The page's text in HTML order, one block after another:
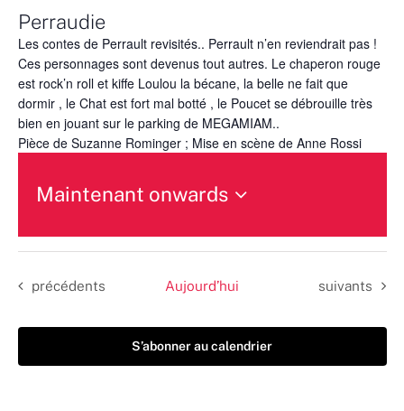
Perraudie
Les contes de Perrault revisités.. Perrault n’en reviendrait pas !
Ces personnages sont devenus tout autres. Le chaperon rouge
est rock’n roll et kiffe Loulou la bécane, la belle ne fait que
dormir , le Chat est fort mal botté , le Poucet se débrouille très
bien en jouant sur le parking de MEGAMIAM..
Pièce de Suzanne Rominger ; Mise en scène de Anne Rossi
Maintenant onwards
une
date.
Évènements
précédents Aujourd’hui Évènements
suivants
S’abonner au calendrier